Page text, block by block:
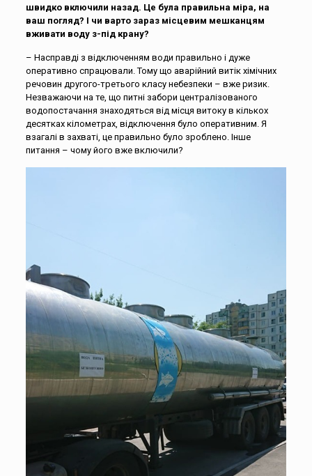
швидко включили назад. Це була правильна міра, на
ваш погляд? І чи варто зараз місцевим мешканцям
вживати воду з-під крану?
– Насправді з відключенням води правильно і дуже
оперативно спрацювали. Тому що аварійний витік хімічних
речовин другого-третього класу небезпеки – вже ризик.
Незважаючи на те, що питні забори централізованого
водопостачання знаходяться від місця витоку в кількох
десятках кілометрах, відключення було оперативним. Я
взагалі в захваті, це правильно було зроблено. Інше
питання – чому його вже включили?